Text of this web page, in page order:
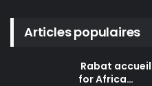
Articles populaires
Rabat
for Africa…